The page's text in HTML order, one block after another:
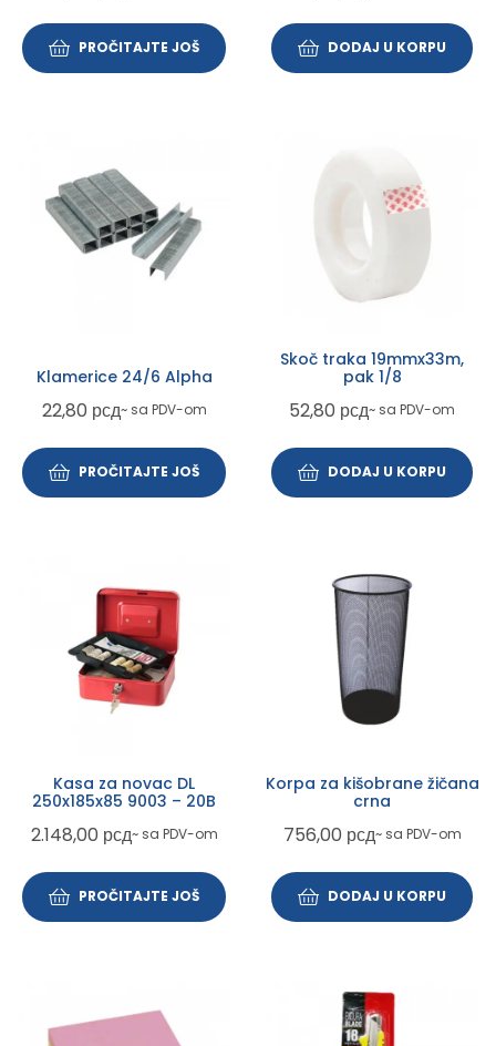
PROČITAJTE JOŠ DODAJ U KORPU
Klamerice 24/6 Alpha
22,80 рсд~ sa PDV-om
PROČITAJTE JOŠ
Skoč traka 19mmx33m,
pak 1/8
52,80 рсд~ sa PDV-om
DODAJ U KORPU
Kasa za novac DL
250x185x85 9003 – 20B
2.148,00 рсд~ sa PDV-om
PROČITAJTE JOŠ
Korpa za kišobrane žičana
crna
756,00 рсд~ sa PDV-om
DODAJ U KORPU